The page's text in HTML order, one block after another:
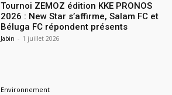
Tournoi ZEMOZ édition KKE PRONOS
2026 : New Star s’affirme, Salam FC et
Béluga FC répondent présents
Jabin - 1 juillet 2026
Environnement